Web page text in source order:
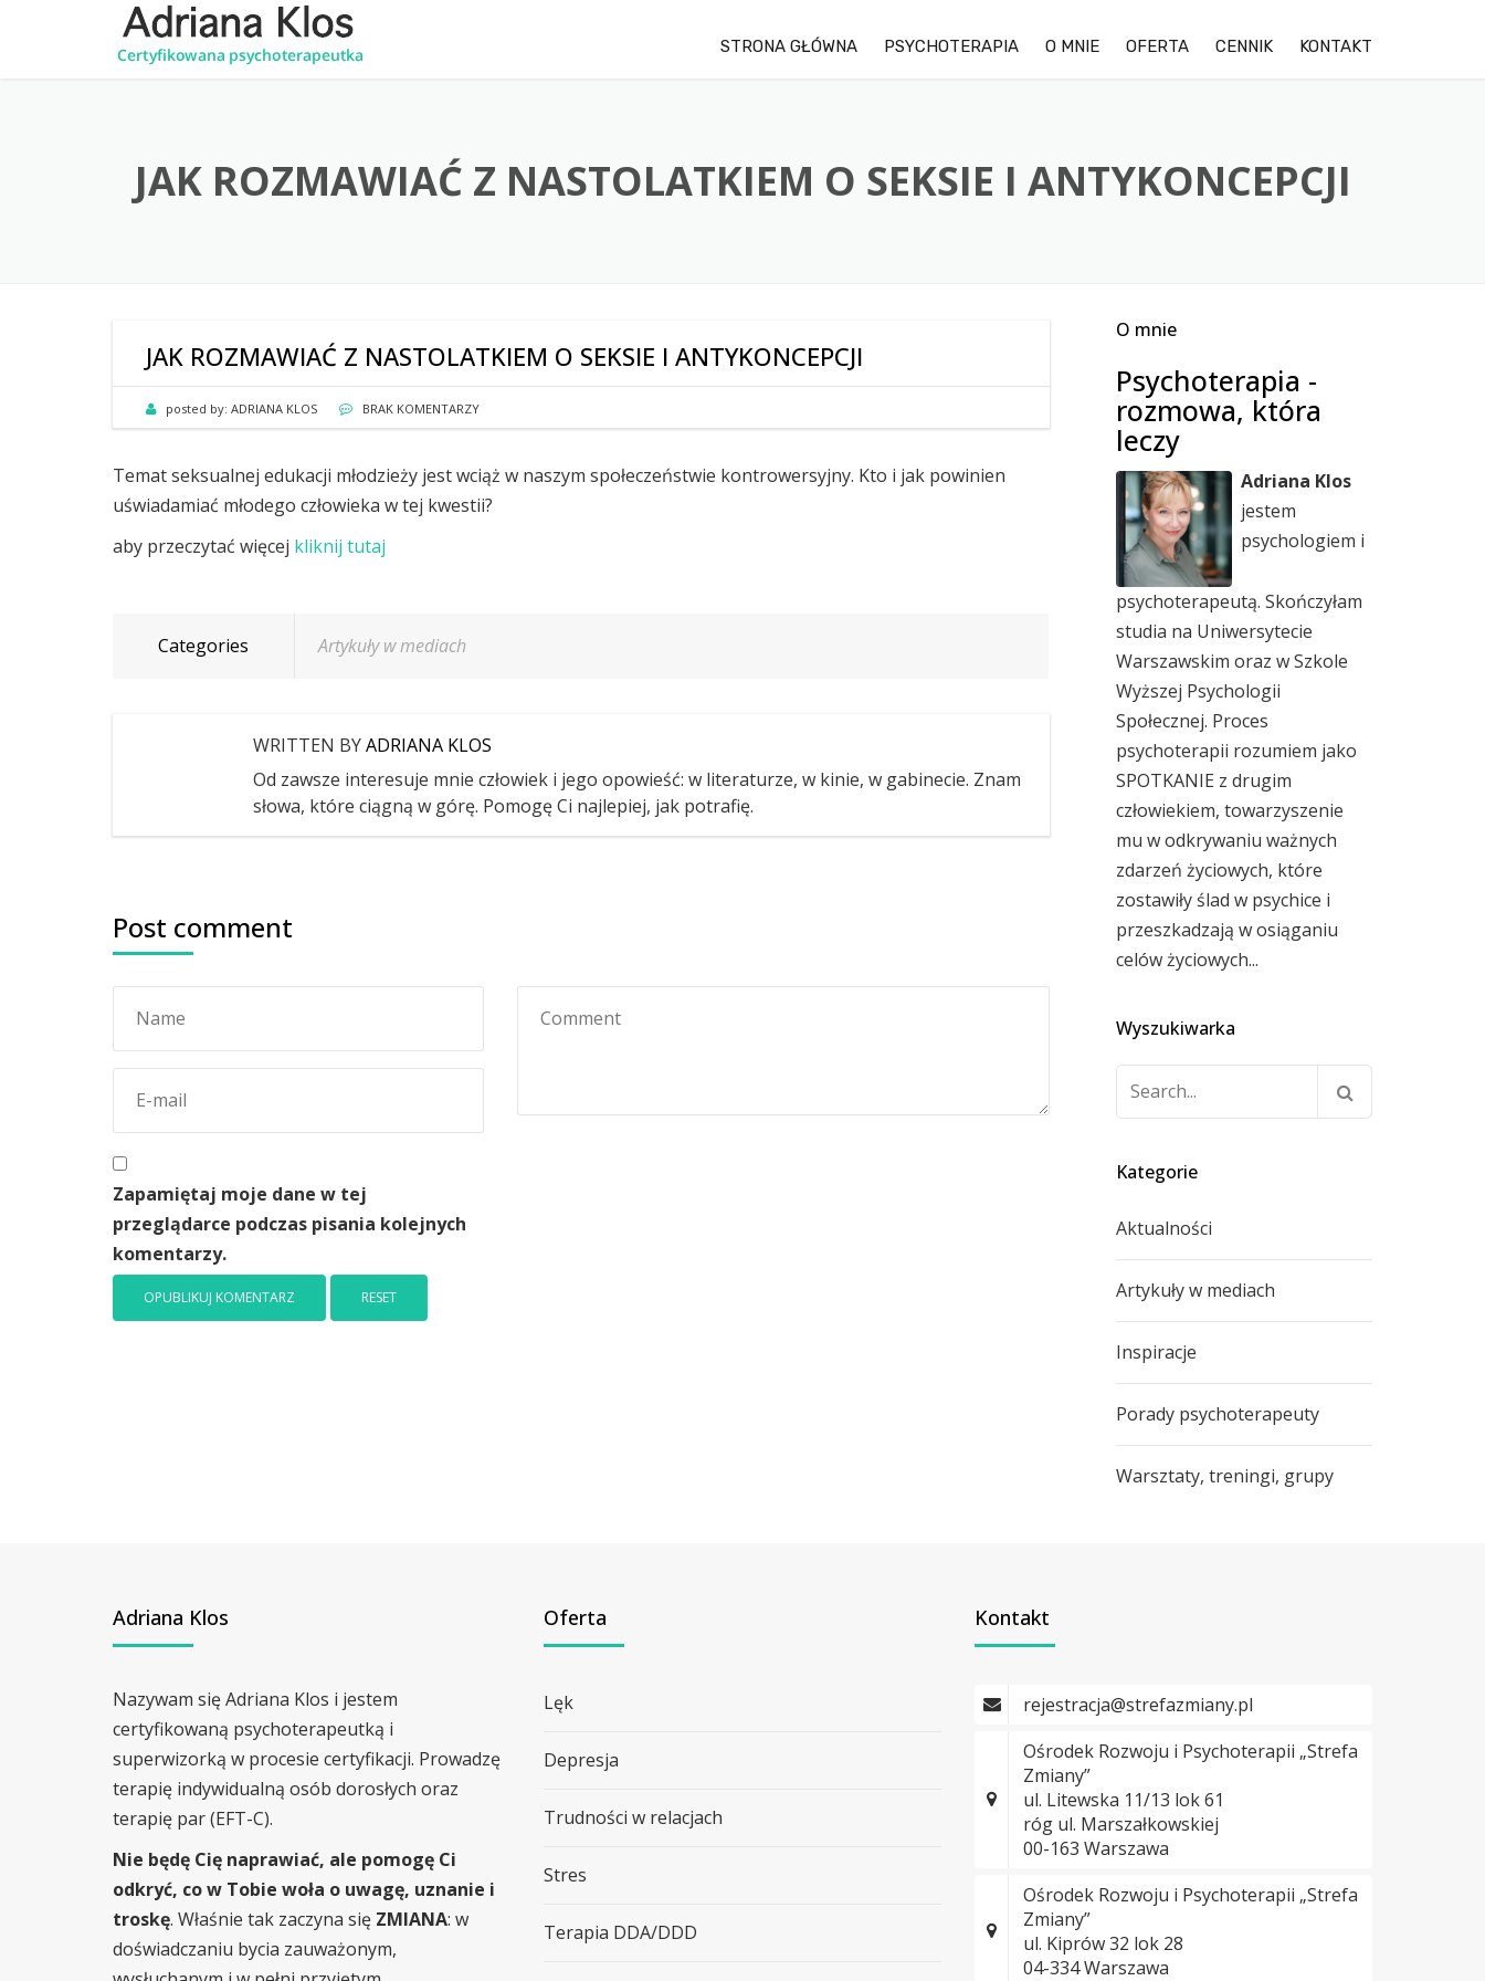
STRONA GŁÓWNA PSYCHOTERAPIA O MNIE OFERTA
TERAPIA DDA/DDD
TERAPIA PAR
CENNIK KONTAKT
JAK ROZMAWIAĆ Z NASTOLATKIEM O SEKSIE I ANTYKONCEPCJI
JAK ROZMAWIAĆ Z NASTOLATKIEM O SEKSIE I ANTYKONCEPCJI
posted by: ADRIANA KLOS BRAK KOMENTARZY
Temat seksualnej edukacji młodzieży jest wciąż w naszym społeczeństwie kontrowersyjny. Kto i jak powinien
uświadamiać młodego człowieka w tej kwestii?
aby przeczytać więcej kliknij tutaj
Categories Artykuły w mediach
WRITTEN BYADRIANA KLOS
Od zawsze interesuje mnie człowiek i jego opowieść: w literaturze, w kinie, w gabinecie. Znam
słowa, które ciągną w górę. Pomogę Ci najlepiej, jak potrafię.
Post comment
Zapamiętaj moje dane w tej
przeglądarce podczas pisania kolejnych
komentarzy.
RESET
O mnie
Psychoterapia -
rozmowa, która
leczy
Adriana Klos
jestem
psychologiem i
psychoterapeutą. Skończyłam
studia na Uniwersytecie
Warszawskim oraz w Szkole
Wyższej Psychologii
Społecznej. Proces
psychoterapii rozumiem jako
SPOTKANIE z drugim
człowiekiem, towarzyszenie
mu w odkrywaniu ważnych
zdarzeń życiowych, które
zostawiły ślad w psychice i
przeszkadzają w osiąganiu
celów życiowych...
Wyszukiwarka
Kategorie
Aktualności
Artykuły w mediach
Inspiracje
Porady psychoterapeuty
Warsztaty, treningi, grupy
Adriana Klos
Nazywam się Adriana Klos i jestem
certyfikowaną psychoterapeutką i
superwizorką w procesie certyfikacji. Prowadzę
terapię indywidualną osób dorosłych oraz
terapię par (EFT-C).
Nie będę Cię naprawiać, ale pomogę Ci
odkryć, co w Tobie woła o uwagę, uznanie i
troskę. Właśnie tak zaczyna się ZMIANA: w
doświadczaniu bycia zauważonym,
Oferta
Lęk
Depresja
Trudności w relacjach
Stres
Terapia DDA/DDD
Kontakt
rejestracja@strefazmiany.pl
Ośrodek Rozwoju i Psychoterapii „Strefa
Zmiany”
ul. Litewska 11/13 lok 61
róg ul. Marszałkowskiej
00-163 Warszawa
Ośrodek Rozwoju i Psychoterapii „Strefa
Zmiany”
ul. Kiprów 32 lok 28
04-334 Warszawa